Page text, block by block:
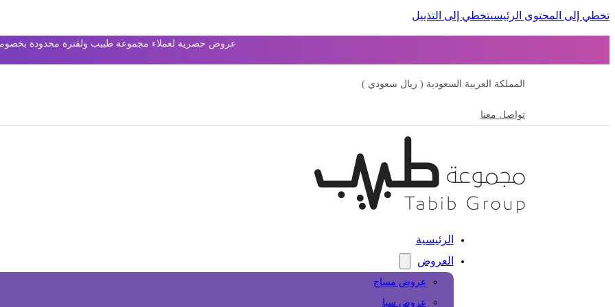
تخطي إلى المحتوى الرئيسيتخطي إلى التذييل
عروض حصرية لعملاء مجموعة طبيب ولفترة محدودة بخصومات
المملكة العربية السعودية ( ريال سعودي )
تواصل معنا
الرئيسية
العروض
عروض مساج
عروض سبا